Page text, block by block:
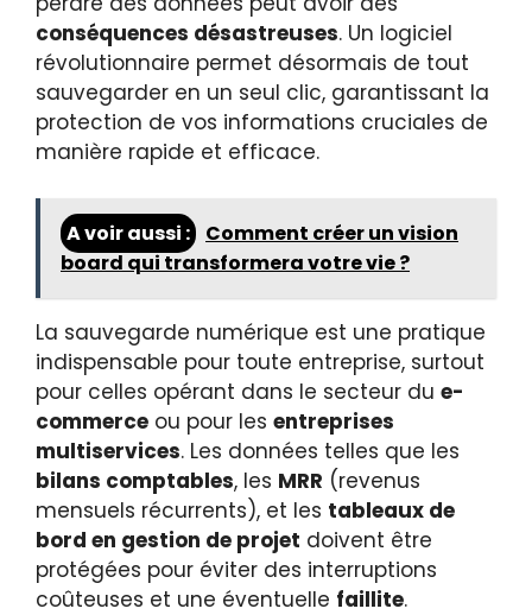
conséquences désastreuses. Un logiciel
révolutionnaire permet désormais de tout
sauvegarder en un seul clic, garantissant la
protection de vos informations cruciales de
manière rapide et efficace.
A voir aussi :
Comment créer un vision
board qui transformera votre vie ?
La sauvegarde numérique est une pratique
indispensable pour toute entreprise, surtout
pour celles opérant dans le secteur du e-
commerce ou pour les entreprises
multiservices. Les données telles que les
bilans comptables, les MRR (revenus
mensuels récurrents), et les tableaux de
bord en gestion de projet doivent être
protégées pour éviter des interruptions
coûteuses et une éventuelle faillite.